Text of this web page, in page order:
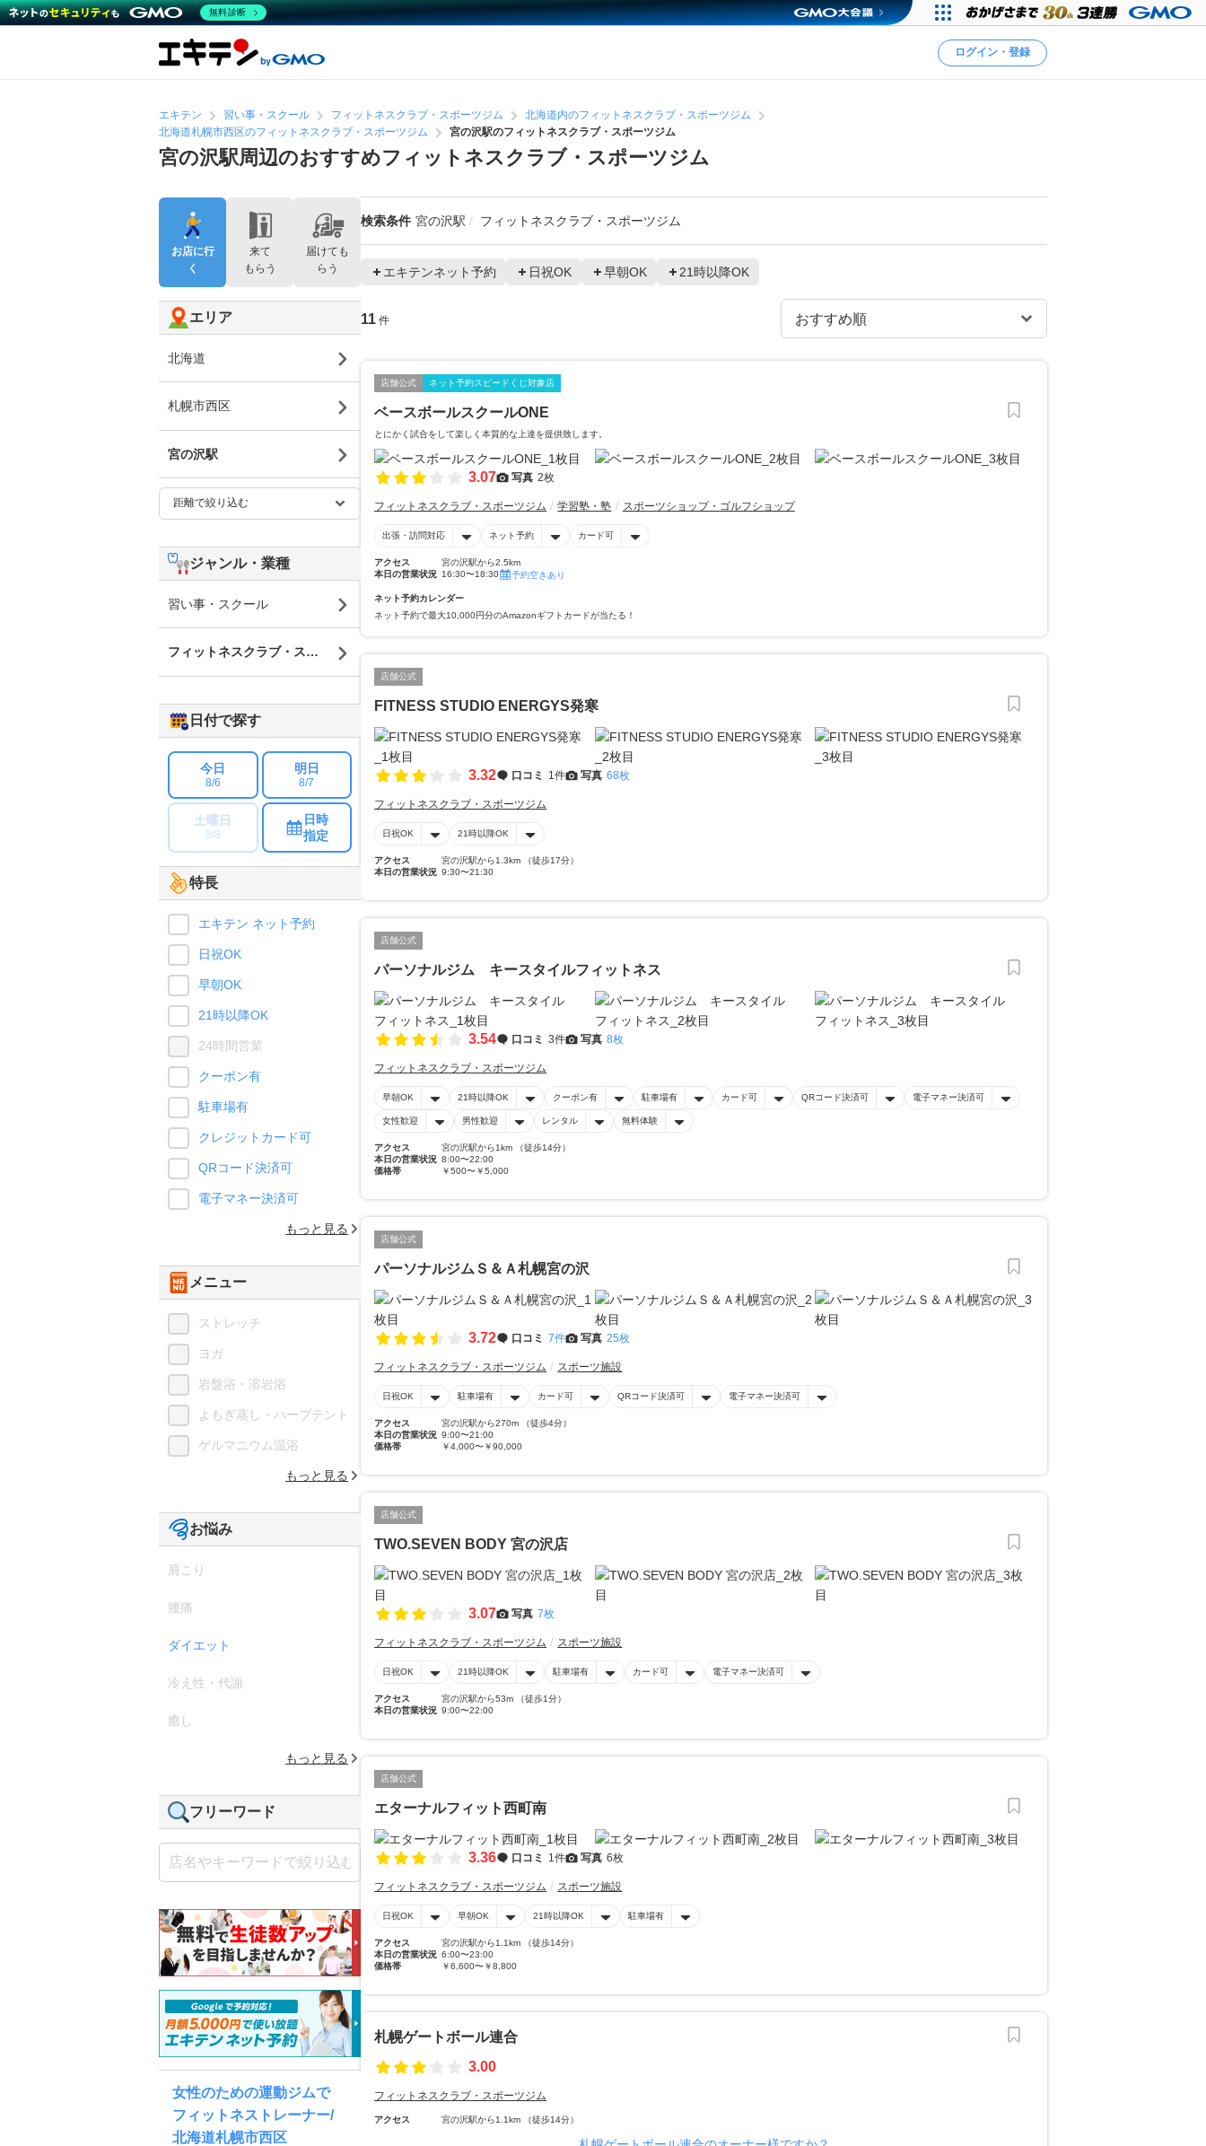
ログイン・登録
エキテン 習い事・スクール フィットネスクラブ・スポーツジム
北海道内のフィットネスクラブ・スポーツジム
北海道札幌市西区のフィットネスクラブ・スポーツジム
宮の沢駅のフィットネスクラブ・スポーツジム
宮の沢駅周辺のおすすめフィットネスクラブ・スポーツジム
検索条件 宮の沢駅 フィットネスクラブ・スポーツジム
エキテンネット予約 日祝OK 早朝OK 21時以降OK
11 件
店舗公式 ネット予約スピードくじ対象店
ベースボールスクールONE
とにかく試合をして楽しく本質的な上達を提供致します。
3.07 写真 2枚
フィットネスクラブ・スポーツジム 学習塾・塾 スポーツショップ・ゴルフショップ
出張・訪問対応 ネット予約 カード可
アクセス
宮の沢駅から2.5km
本日の営業状況 16:30〜18:30 予約空きあり
ネット予約カレンダー
ネット予約で最大10,000円分のAmazonギフトカードが当たる！
店舗公式
FITNESS STUDIO ENERGYS発寒
3.32 口コミ 1件 写真 68枚
フィットネスクラブ・スポーツジム
日祝OK 21時以降OK
アクセス
宮の沢駅から1.3km （徒歩17分）
本日の営業状況 9:30〜21:30
店舗公式
パーソナルジム キースタイルフィットネス
3.54 口コミ 3件 写真 8枚
フィットネスクラブ・スポーツジム
早朝OK 21時以降OK クーポン有 駐車場有 カード可 QRコード決済可 電子マネー決済可
女性歓迎 男性歓迎 レンタル 無料体験
アクセス
宮の沢駅から1km （徒歩14分）
本日の営業状況 8:00〜22:00
価格帯
￥500〜￥5,000
店舗公式
パーソナルジムＳ＆Ａ札幌宮の沢
3.72 口コミ 7件 写真 25枚
フィットネスクラブ・スポーツジム スポーツ施設
日祝OK 駐車場有 カード可 QRコード決済可 電子マネー決済可
アクセス
宮の沢駅から270m （徒歩4分）
本日の営業状況 9:00〜21:00
価格帯
￥4,000〜￥90,000
店舗公式
TWO.SEVEN BODY 宮の沢店
3.07 写真 7枚
フィットネスクラブ・スポーツジム スポーツ施設
日祝OK 21時以降OK 駐車場有 カード可 電子マネー決済可
アクセス
宮の沢駅から53m （徒歩1分）
本日の営業状況 9:00〜22:00
店舗公式
エターナルフィット西町南
3.36 口コミ 1件 写真 6枚
フィットネスクラブ・スポーツジム スポーツ施設
日祝OK 早朝OK 21時以降OK 駐車場有
アクセス
宮の沢駅から1.1km （徒歩14分）
本日の営業状況 6:00〜23:00
価格帯
￥6,600〜￥8,800
札幌ゲートボール連合
3.00
フィットネスクラブ・スポーツジム
アクセス 宮の沢駅から1.1km （徒歩14分）
お店に行
く
来て
もらう
届けても
らう
エリア
北海道
札幌市西区
宮の沢駅
ジャンル・業種
習い事・スクール
フィットネスクラブ・スポーツジム
日付で探す
今日
8/6
明日
8/7
土曜日
8/8
日時
指定
特長
エキテン ネット予約
日祝OK
早朝OK
21時以降OK
24時間営業
クーポン有
駐車場有
クレジットカード可
QRコード決済可
電子マネー決済可
もっと見る
メニュー
ストレッチ
ヨガ
岩盤浴・溶岩浴
よもぎ蒸し・ハーブテント
ゲルマニウム温浴
もっと見る
お悩み
肩こり
腰痛
ダイエット
冷え性・代謝
癒し
もっと見る
フリーワード
女性のための運動ジムで
フィットネストレーナー/
北海道札幌市西区
無料診断